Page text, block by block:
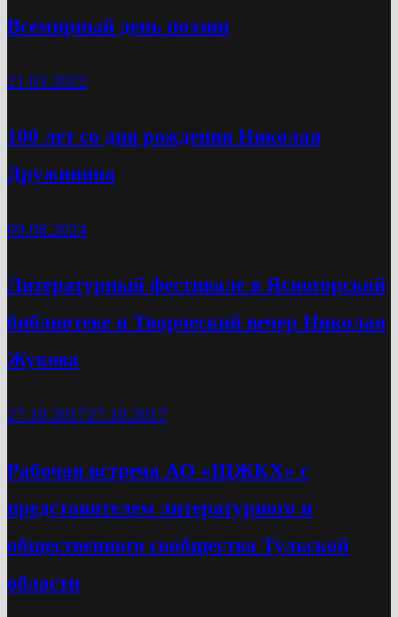
Всемирный день поэзии
21.03.2022
100 лет со дня рождения Николая
Дружинина
09.08.2024
Литературный фестивале в Ясногорской
библиотеке и Творческий вечер Николая
Жукова
27.10.201727.10.2017
Рабочая встреча АО «ЩЖКХ» с
представителем литературного и
общественного сообщества Тульской
области